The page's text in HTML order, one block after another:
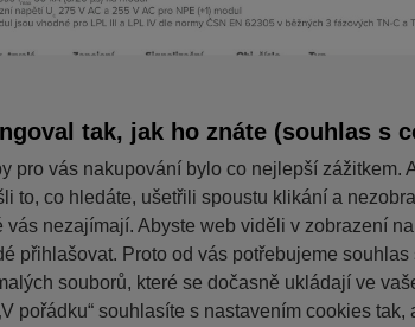
tak, jak ho znáte (souhlas s
pro vás nakupování bylo co nejlepší zážitkem.
to, co hledáte, ušetřili spoustu klikání a
vás nezajímají. Abyste web viděli v zobrazení
přihlašovat. Proto od vás potřebujeme souhlas
souborů, které se dočasně ukládají ve
pořádku“ souhlasíte s nastavením cookies tak,